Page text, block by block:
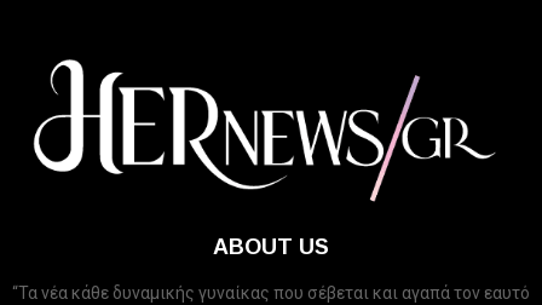
ABOUT US
“Τα νέα κάθε δυναμικής γυναίκας που σέβεται και αγαπά τον εαυτό